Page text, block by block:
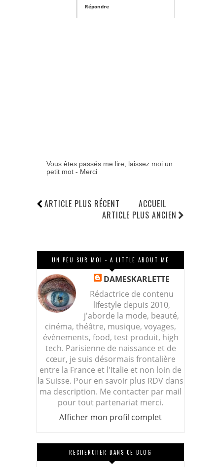
Répondre
Vous êtes passés me lire, laissez moi un
petit mot - Merci
ARTICLE PLUS RÉCENT
ARTICLE PLUS ANCIEN
ACCUEIL
UN PEU SUR MOI - A LITTLE ABOUT ME
DAMESKARLETTE
Rédactrice de contenu
lifestyle depuis 2010,
j'aborde la mode, beauté,
cinéma, théâtre, musique, voyages,
évènements, food, test produit, high
tech. Parisienne de naissance et de
cœur, je suis désormais frontalière
entre la France et l'Italie et non loin de
la Suisse. Pour en savoir plus RDV dans
ma description. Me contacter par mail
pour tout partenariat merci.
Afficher mon profil complet
RECHERCHER DANS CE BLOG